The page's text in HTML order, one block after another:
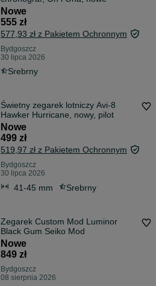
Nowe
555 zł
577,93 zł z Pakietem Ochronnym
Bydgoszcz
30 lipca 2026
Srebrny
Świetny zegarek lotniczy Avi-8
Hawker Hurricane, nowy, pilot
Nowe
499 zł
519,97 zł z Pakietem Ochronnym
Bydgoszcz
30 lipca 2026
41-45 mm Srebrny
Zegarek Custom Mod Luminor
Black Gum Seiko Mod
Nowe
849 zł
Bydgoszcz
08 sierpnia 2026